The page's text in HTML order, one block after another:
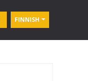
FINNISH